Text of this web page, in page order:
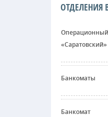
ОТДЕЛЕНИЯ
«Саратовский»
Банкоматы
Банкомат